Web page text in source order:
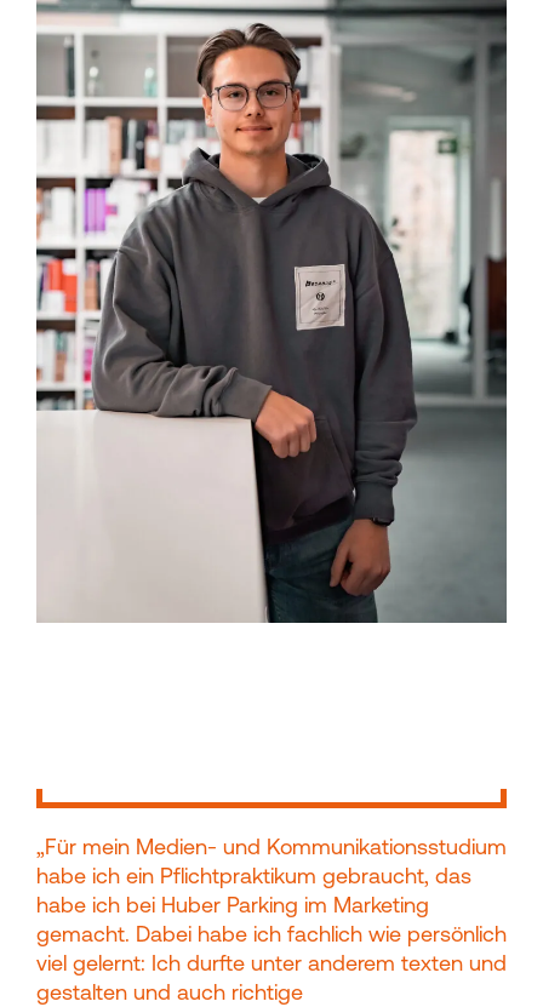
„Für mein Medien- und Kommunikationsstudium
habe ich ein Pflichtpraktikum gebraucht, das
habe ich bei Huber Parking im Marketing
gemacht. Dabei habe ich fachlich wie persönlich
viel gelernt: Ich durfte unter anderem texten und
gestalten und auch richtige